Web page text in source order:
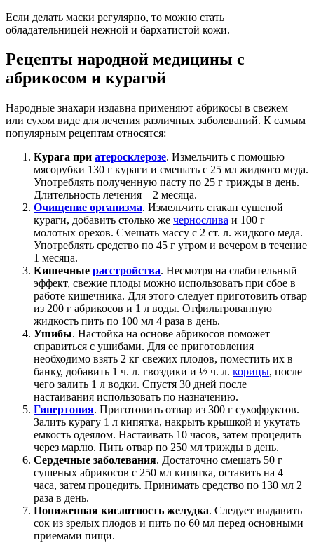
Если делать маски регулярно, то можно стать
обладательницей нежной и бархатистой кожи.
Рецепты народной медицины с
абрикосом и курагой
Народные знахари издавна применяют абрикосы в свежем
или сухом виде для лечения различных заболеваний. К самым
популярным рецептам относятся:
Курага при атеросклерозе. Измельчить с помощью
мясорубки 130 г кураги и смешать с 25 мл жидкого меда.
Употреблять полученную пасту по 25 г трижды в день.
Длительность лечения – 2 месяца.
Очищение организма. Измельчить стакан сушеной
кураги, добавить столько же чернослива и 100 г
молотых орехов. Смешать массу с 2 ст. л. жидкого меда.
Употреблять средство по 45 г утром и вечером в течение
1 месяца.
Кишечные расстройства. Несмотря на слабительный
эффект, свежие плоды можно использовать при сбое в
работе кишечника. Для этого следует приготовить отвар
из 200 г абрикосов и 1 л воды. Отфильтрованную
жидкость пить по 100 мл 4 раза в день.
Ушибы. Настойка на основе абрикосов поможет
справиться с ушибами. Для ее приготовления
необходимо взять 2 кг свежих плодов, поместить их в
банку, добавить 1 ч. л. гвоздики и ½ ч. л. корицы, после
чего залить 1 л водки. Спустя 30 дней после
настаивания использовать по назначению.
Гипертония. Приготовить отвар из 300 г сухофруктов.
Залить курагу 1 л кипятка, накрыть крышкой и укутать
емкость одеялом. Настаивать 10 часов, затем процедить
через марлю. Пить отвар по 250 мл трижды в день.
Сердечные заболевания. Достаточно смешать 50 г
сушеных абрикосов с 250 мл кипятка, оставить на 4
часа, затем процедить. Принимать средство по 130 мл 2
раза в день.
Пониженная кислотность желудка. Следует выдавить
сок из зрелых плодов и пить по 60 мл перед основными
приемами пищи.